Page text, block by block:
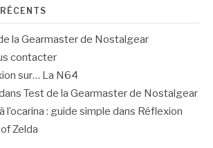
la Gearmaster de Nostalgear
contacter
sur… La N64
Test de la Gearmaster de Nostalgear
l’ocarina : guide simple dans Réflexion
Zelda